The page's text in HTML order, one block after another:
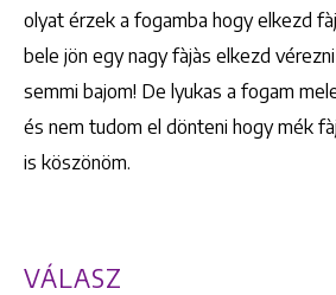
olyat érzek a fogamba hogy elkezd
bele jön egy nagy fàjàs elkezd
semmi bajom! De lyukas a fogam
és nem tudom el dönteni hogy mék
is köszönöm.
VÁLASZ